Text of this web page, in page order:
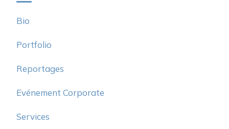
Bio
Portfolio
Reportages
Evénement Corporate
Services